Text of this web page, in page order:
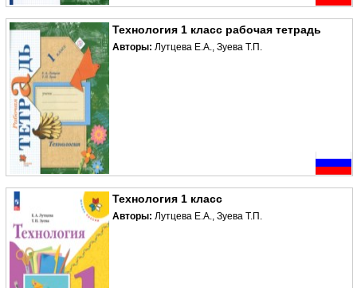
Технология 1 класс рабочая тетрадь
Авторы: Лутцева Е.А., Зуева Т.П.
Технология 1 класс
Авторы: Лутцева Е.А., Зуева Т.П.